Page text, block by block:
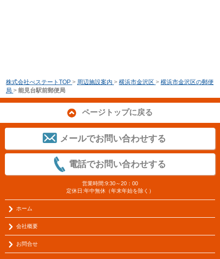
株式会社べステートTOP > 周辺施設案内 > 横浜市金沢区 > 横浜市金沢区の郵便
局 > 能見台駅前郵便局
ページトップに戻る
メールでお問い合わせする
電話でお問い合わせする
営業時間:9:30～20：00
定休日:年中無休（年末年始を除く）
ホーム
会社概要
お問合せ